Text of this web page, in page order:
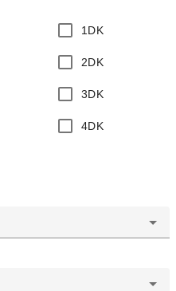
1DK
2DK
3DK
4DK